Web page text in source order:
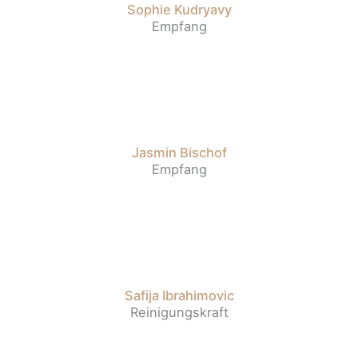
Sophie Kudryavy
Empfang
Jasmin Bischof
Empfang
Safija Ibrahimovic
Reinigungskraft